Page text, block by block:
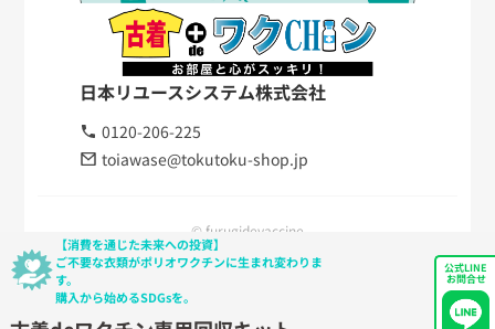
日本リユースシステム株式会社
0120-206-225
toiawase@tokutoku-shop.jp
© furugidevaccine
公式LINE
お問合せ
【消費を通じた未来への投資】
ご不要な衣類がポリオワクチンに生まれ変わりま
す。
購入から始めるSDGsを。